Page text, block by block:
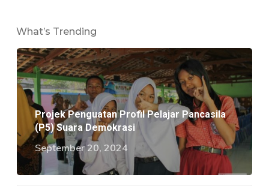
What’s Trending
Projek Penguatan Profil Pelajar Pancasila
(P5) Suara Demokrasi
September 20, 2024